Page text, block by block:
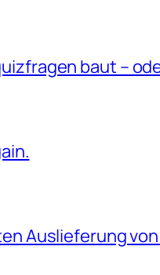
baut –
Auslieferung